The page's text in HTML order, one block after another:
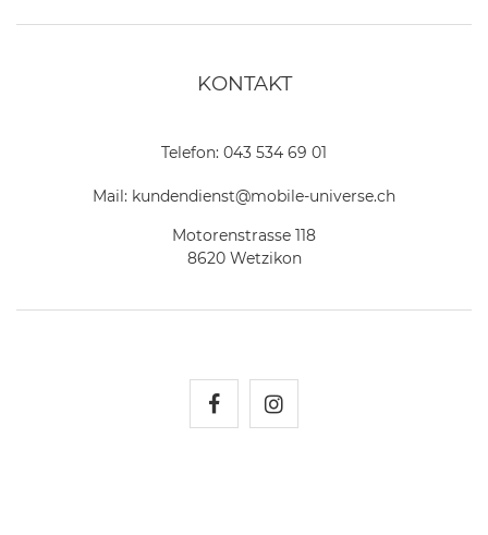
KONTAKT
Telefon: 043 534 69 01
Mail: kundendienst@mobile-universe.ch
Motorenstrasse 118
8620 Wetzikon